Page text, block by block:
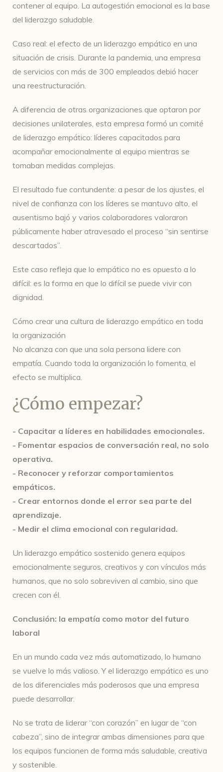
contener al equipo. La autogestión emocional es la base
del liderazgo saludable.
Caso real: el efecto de un liderazgo empático en una
situación de crisis. Durante la pandemia, una empresa
de servicios con más de 300 empleados debió hacer
una reestructuración.
A diferencia de otras organizaciones que optaron por
decisiones unilaterales, esta empresa formó un comité
de liderazgo empático: líderes capacitados para
acompañar emocionalmente al equipo mientras se
tomaban medidas complejas.
El resultado fue contundente: a pesar de los ajustes, el
nivel de confianza con los líderes se mantuvo alto, el
ausentismo bajó y varios colaboradores valoraron
públicamente haber atravesado el proceso “sin sentirse
descartados”.
Este caso refleja que lo empático no es opuesto a lo
difícil: es la forma en que lo difícil se puede vivir con
dignidad.
Cómo crear una cultura de liderazgo empático en toda
la organización
No alcanza con que una sola persona lidere con
empatía. Cuando toda la organización lo fomenta, el
efecto se multiplica.
¿Cómo empezar?
- Capacitar a líderes en habilidades emocionales.
- Fomentar espacios de conversación real, no solo
operativa.
- Reconocer y reforzar comportamientos
empáticos.
- Crear entornos donde el error sea parte del
aprendizaje.
- Medir el clima emocional con regularidad.
Un liderazgo empático sostenido genera equipos
emocionalmente seguros, creativos y con vínculos más
humanos, que no solo sobreviven al cambio, sino que
crecen con él.
Conclusión: la empatía como motor del futuro
laboral
En un mundo cada vez más automatizado, lo humano
se vuelve lo más valioso. Y el liderazgo empático es uno
de los diferenciales más poderosos que una empresa
puede desarrollar.
No se trata de liderar “con corazón” en lugar de “con
cabeza”, sino de integrar ambas dimensiones para que
los equipos funcionen de forma más saludable, creativa
y sostenible.